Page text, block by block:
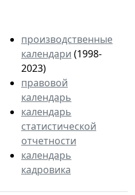
производственные
календари (1998-
2023)
правовой
календарь
календарь
статистической
отчетности
календарь
кадровика